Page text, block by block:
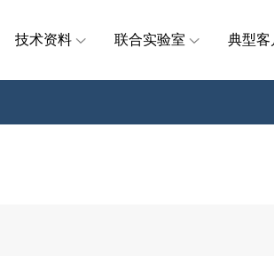
技术资料 联合实验室 典型客